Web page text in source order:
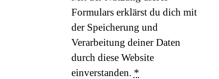
Formulars erklärst du dich mit
der Speicherung und
Verarbeitung deiner Daten
durch diese Website
einverstanden. *